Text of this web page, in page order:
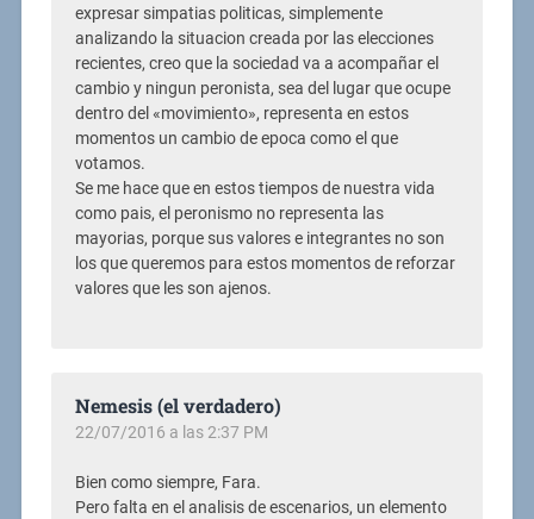
expresar simpatias politicas, simplemente
analizando la situacion creada por las elecciones
recientes, creo que la sociedad va a acompañar el
cambio y ningun peronista, sea del lugar que ocupe
dentro del «movimiento», representa en estos
momentos un cambio de epoca como el que
votamos.
Se me hace que en estos tiempos de nuestra vida
como pais, el peronismo no representa las
mayorias, porque sus valores e integrantes no son
los que queremos para estos momentos de reforzar
valores que les son ajenos.
Nemesis (el verdadero)
22/07/2016 a las 2:37 PM
Bien como siempre, Fara.
Pero falta en el analisis de escenarios, un elemento